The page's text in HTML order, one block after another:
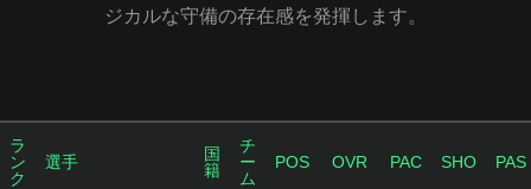
ジカルな守備の存在感を発揮します。
ラ
ン
ク
選手
国
籍
チ
ー
ム
POS OVR PAC SHO PAS